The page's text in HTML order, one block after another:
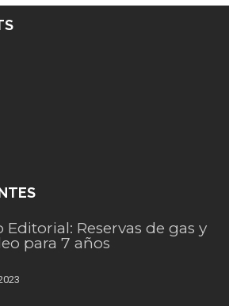
Editorial: Reservas de gas y
para 7 años